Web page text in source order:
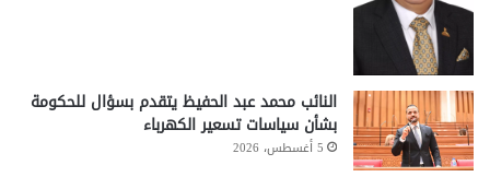
النائب محمد عبد الحفيظ يتقدم بسؤال للحكومة
بشأن سياسات تسعير الكهرباء
5 أغسطس، 2026